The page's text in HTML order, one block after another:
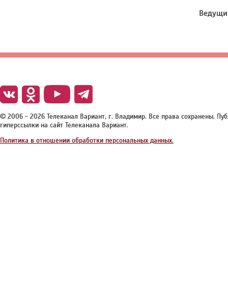
© 2006 - 2026 Телеканал Вариант, г. Владимир. Все права сохранены.
гиперссылки на сайт Телеканала Вариант.
Политика в отношении обработки персональных данных.